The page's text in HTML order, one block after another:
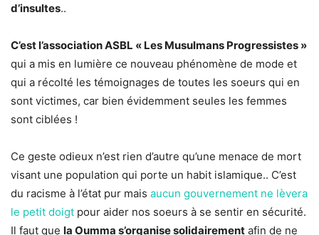
d’insultes..
C’est l’association ASBL « Les Musulmans Progressistes »
qui a mis en lumière ce nouveau phénomène de mode et
qui a récolté les témoignages de toutes les soeurs qui en
sont victimes, car bien évidemment seules les femmes
sont ciblées !
Ce geste odieux n’est rien d’autre qu’une menace de mort
visant une population qui porte un habit islamique.. C’est
du racisme à l’état pur mais aucun gouvernement ne lèvera
le petit doigt pour aider nos soeurs à se sentir en sécurité.
Il faut que la Oumma s’organise solidairement afin de ne